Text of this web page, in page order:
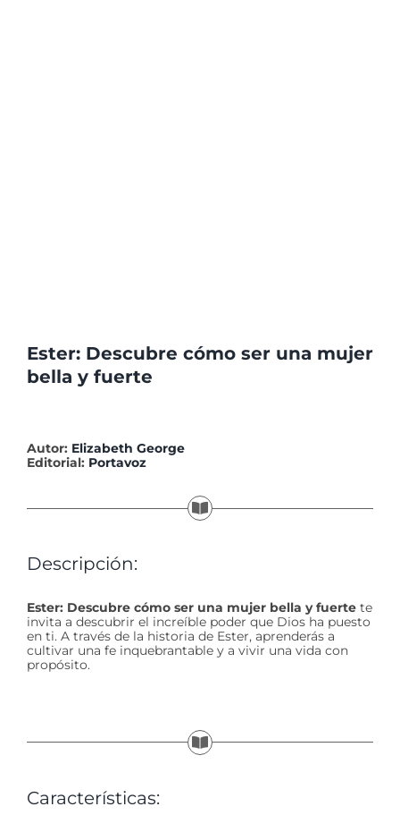
Ester: Descubre cómo ser una mujer
bella y fuerte
Autor: Elizabeth George
Editorial: Portavoz
Descripción:
Ester: Descubre cómo ser una mujer bella y fuerte te
invita a descubrir el increíble poder que Dios ha puesto
en ti. A través de la historia de Ester, aprenderás a
cultivar una fe inquebrantable y a vivir una vida con
propósito.
Características: